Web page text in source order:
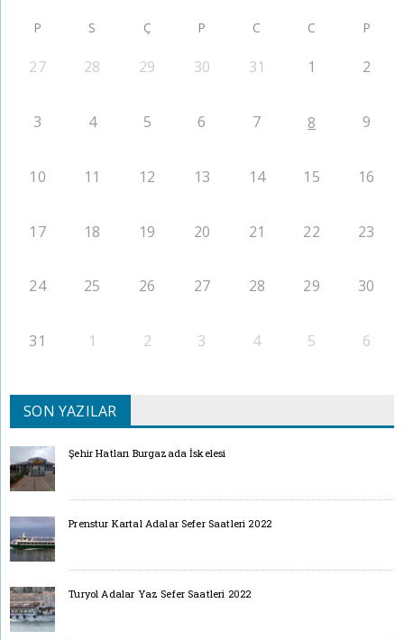
P S Ç P C C P
27 28 29 30 31 1 2
3 4 5 6 7 8 9
10 11 12 13 14 15 16
17 18 19 20 21 22 23
24 25 26 27 28 29 30
31 1 2 3 4 5 6
SON YAZILAR
Şehir Hatları Burgazada İskelesi
Prenstur Kartal Adalar Sefer Saatleri 2022
Turyol Adalar Yaz Sefer Saatleri 2022